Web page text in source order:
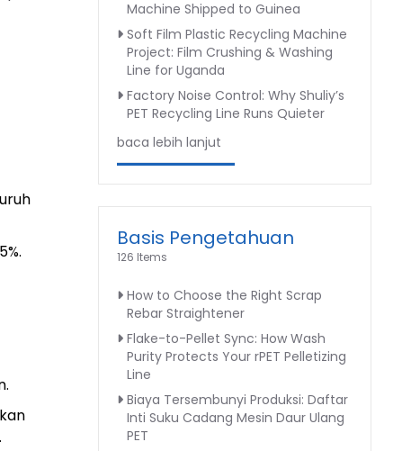
Machine Shipped to Guinea
Soft Film Plastic Recycling Machine
Project: Film Crushing & Washing
Line for Uganda
Factory Noise Control: Why Shuliy’s
PET Recycling Line Runs Quieter
baca lebih lanjut
Basis Pengetahuan
126 Items
How to Choose the Right Scrap
Rebar Straightener
Flake-to-Pellet Sync: How Wash
Purity Protects Your rPET Pelletizing
Line
Biaya Tersembunyi Produksi: Daftar
Inti Suku Cadang Mesin Daur Ulang
PET